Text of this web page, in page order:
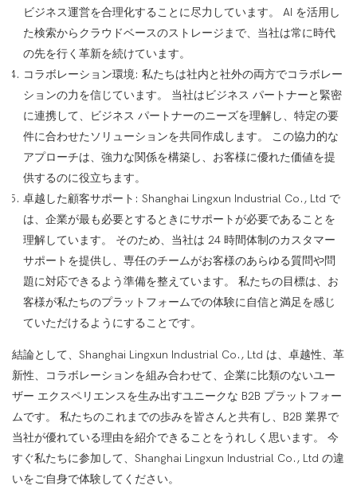
ビジネス運営を合理化することに尽力しています。 AI を活用し
た検索からクラウドベースのストレージまで、当社は常に時代
の先を行く革新を続けています。
コラボレーション環境: 私たちは社内と社外の両方でコラボレー
ションの力を信じています。 当社はビジネス パートナーと緊密
に連携して、ビジネス パートナーのニーズを理解し、特定の要
件に合わせたソリューションを共同作成します。 この協力的な
アプローチは、強力な関係を構築し、お客様に優れた価値を提
供するのに役立ちます。
卓越した顧客サポート: Shanghai Lingxun Industrial Co., Ltd で
は、企業が最も必要とするときにサポートが必要であることを
理解しています。 そのため、当社は 24 時間体制のカスタマー
サポートを提供し、専任のチームがお客様のあらゆる質問や問
題に対応できるよう準備を整えています。 私たちの目標は、お
客様が私たちのプラットフォームでの体験に自信と満足を感じ
ていただけるようにすることです。
結論として、Shanghai Lingxun Industrial Co., Ltd は、卓越性、革
新性、コラボレーションを組み合わせて、企業に比類のないユー
ザー エクスペリエンスを生み出すユニークな B2B プラットフォー
ムです。 私たちのこれまでの歩みを皆さんと共有し、B2B 業界で
当社が優れている理由を紹介できることをうれしく思います。 今
すぐ私たちに参加して、Shanghai Lingxun Industrial Co., Ltd の違
いをご自身で体験してください。